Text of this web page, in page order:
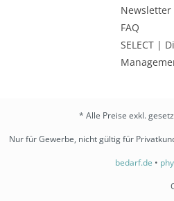
Newsletter
FAQ
SELECT |
* Alle Preise exkl.
Nur für Gewerbe, nicht gültig für
bedarf.de •